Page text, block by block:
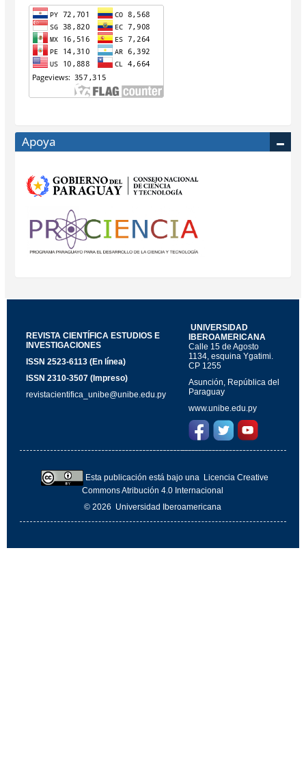
Apoya
REVISTA CIENTÍFICA ESTUDIOS E
INVESTIGACIONES
ISSN 2523-6113 (En línea)
ISSN 2310-3507 (Impreso)
revistacientifica_unibe@unibe.edu.py
UNIVERSIDAD
IBEROAMERICANA
Calle 15 de Agosto
1134, esquina Ygatimi.
CP 1255
Asunción, República del
Paraguay
www.unibe.edu.py
Esta publicación está bajo una Licencia Creative
Commons Atribución 4.0 Internacional
© 2026 Universidad Iberoamericana